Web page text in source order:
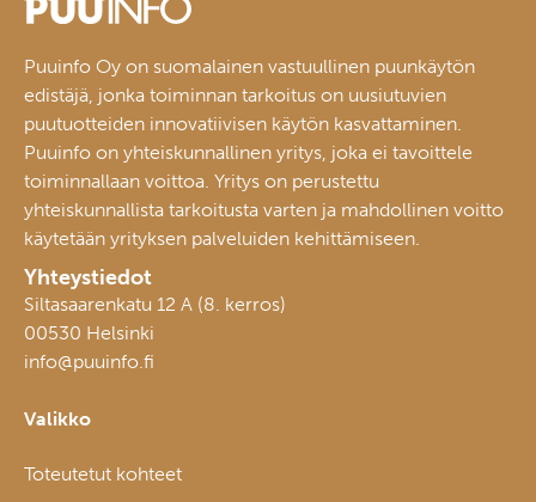
Puuinfo Oy on suomalainen vastuullinen puunkäytön
edistäjä, jonka toiminnan tarkoitus on uusiutuvien
puutuotteiden innovatiivisen käytön kasvattaminen.
Puuinfo on yhteiskunnallinen yritys, joka ei tavoittele
toiminnallaan voittoa. Yritys on perustettu
yhteiskunnallista tarkoitusta varten ja mahdollinen voitto
käytetään yrityksen palveluiden kehittämiseen.
Yhteystiedot
Siltasaarenkatu 12 A (8. kerros)
00530 Helsinki
info@puuinfo.fi
Valikko
Toteutetut kohteet